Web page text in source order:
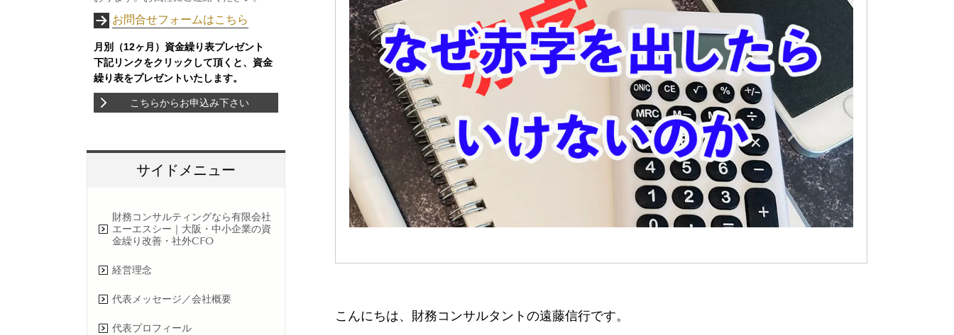
こんにちは、財務コンサルタントの遠藤信行です。
お問合せフォームはこちら
月別（12ヶ月）資金繰り表プレゼント
下記リンクをクリックして頂くと、資金
繰り表をプレゼントいたします。
こちらからお申込み下さい
サイドメニュー
財務コンサルティングなら有限会社
エーエスシー｜大阪・中小企業の資
金繰り改善・社外CFO
経営理念
代表メッセージ／会社概要
代表プロフィール